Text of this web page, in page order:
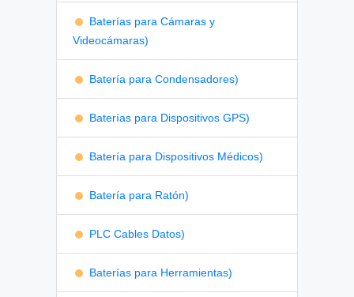
Baterías para Cámaras y
Videocámaras)
Batería para Condensadores)
Baterías para Dispositivos GPS)
Batería para Dispositivos Médicos)
Batería para Ratón)
PLC Cables Datos)
Baterías para Herramientas)